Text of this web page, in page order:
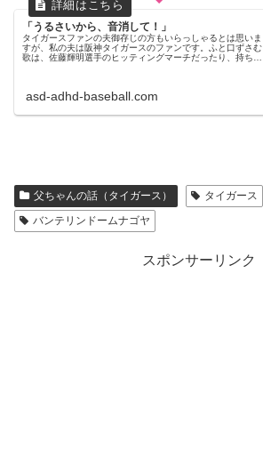
「うるさいから、音消して！」
タイガースファンの夫御存じの方もいらっしゃるとは思いま
すが、私の夫は阪神タイガースのファンです。ふと口ずさむ
歌は、佐藤輝明選手のヒッティングマーチだったり、持ち物
asd-adhd-baseball.com
父ちゃんの話（タイガース） タイガース
バンテリンドームナゴヤ
スポンサーリンク